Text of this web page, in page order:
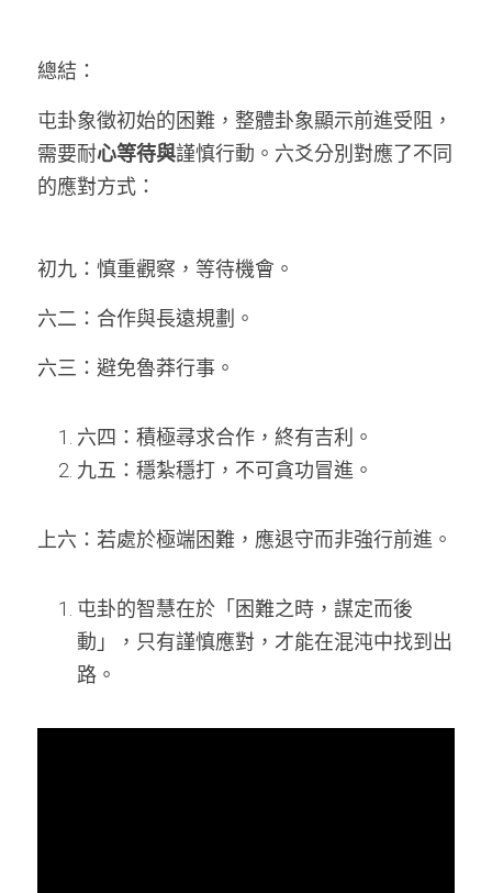
總結：
屯卦象徵初始的困難，整體卦象顯示前進受阻，
需要耐心等待與謹慎行動。六爻分別對應了不同
的應對方式：
初九：慎重觀察，等待機會。
六二：合作與長遠規劃。
六三：避免魯莽行事。
六四：積極尋求合作，終有吉利。
九五：穩紮穩打，不可貪功冒進。
上六：若處於極端困難，應退守而非強行前進。
屯卦的智慧在於「困難之時，謀定而後
動」，只有謹慎應對，才能在混沌中找到出
路。